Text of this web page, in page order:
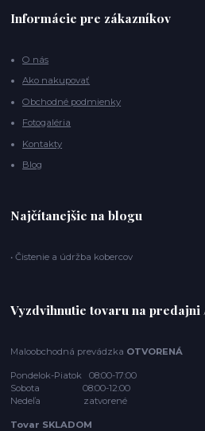
Informácie pre zákazníkov
O nás
Ako nakupovať
Obchodné podmienky
Fotogaléria
Kontakty
Blog
Najčítanejšie na blogu
• Čistenie a údržba kobercov
Vyzdvihnutie tovaru na
Maloobchodná prevádzka OTVORENÁ
Pondelok-Piatok 08:00-17:00
Sobota 08:00-12:00
Nedeľa zatvorené
Tovar SKLADOM